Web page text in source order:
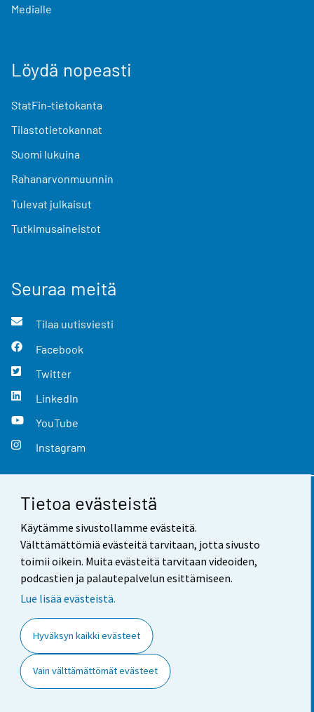
Tietoa evästeistä
Käytämme sivustollamme evästeitä.
Välttämättömiä evästeitä tarvitaan, jotta sivusto
toimii oikein. Muita evästeitä tarvitaan videoiden,
podcastien ja palautepalvelun esittämiseen.
Lue lisää evästeistä.
Hyväksyn kaikki evästeet
Vain välttämättömät evästeet
Medialle
Löydä nopeasti
StatFin-tietokanta
Tilastotietokannat
Suomi lukuina
Rahanarvonmuunnin
Tulevat julkaisut
Tutkimusaineistot
Seuraa meitä
Tilaa uutisviesti
Facebook
Twitter
LinkedIn
YouTube
Instagram
Yhteystiedot
Palaute
Käyttöehdot
Saavutettavuus
Tietoa sivustosta
Evästeasetukset